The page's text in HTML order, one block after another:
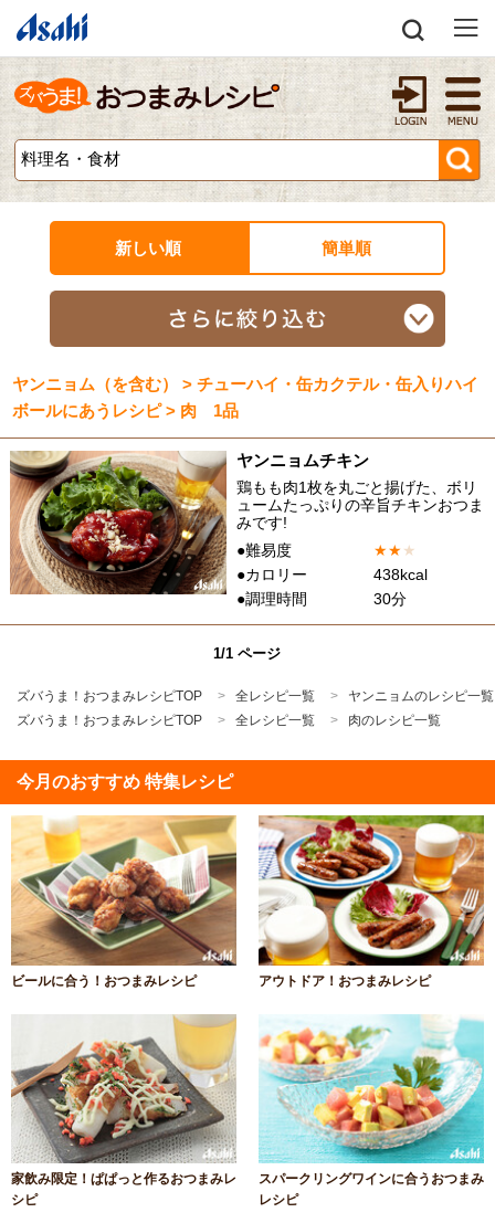
新しい順 簡単順
ヤンニョム（を含む） > チューハイ・缶カクテル・缶入りハイ
ボールにあうレシピ > 肉 1品
ヤンニョムチキン
鶏もも肉1枚を丸ごと揚げた、ボリ
ュームたっぷりの辛旨チキンおつま
みです!
●難易度
★★★
●カロリー
438kcal
●調理時間
30分
1/1 ページ
ズバうま！おつまみレシピTOP 全レシピ一覧
ヤンニョムのレシピ一覧
ズバうま！おつまみレシピTOP
全レシピ一覧 肉のレシピ一覧
今月のおすすめ 特集レシピ
ビールに合う！おつまみレシピ アウトドア！おつまみレシピ
家飲み限定！ぱぱっと作るおつまみレ
シピ
スパークリングワインに合うおつまみ
レシピ